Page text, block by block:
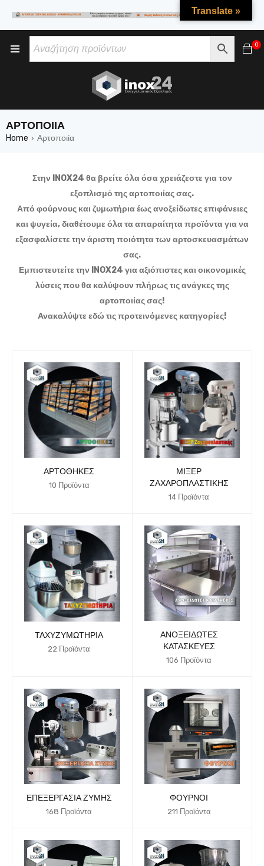
0
ΑΡΤΟΠΟΙΊΑ
Home › Αρτοποιία
Στην INOX24 θα βρείτε όλα όσα χρειάζεστε για τον
εξοπλισμό της αρτοποιίας σας.
Από φούρνους και ζυμωτήρια έως ανοξείδωτες επιφάνειες
και ψυγεία, διαθέτουμε όλα τα απαραίτητα προϊόντα για να
εξασφαλίσετε την άριστη ποιότητα των αρτοσκευασμάτων
σας.
Εμπιστευτείτε την INOX24 για αξιόπιστες και οικονομικές
λύσεις που θα καλύψουν πλήρως τις ανάγκες της
αρτοποιίας σας!
Ανακαλύψτε εδώ τις προτεινόμενες κατηγορίες!
ΑΡΤΟΘΉΚΕΣ
10 Προϊόντα
ΜΊΞΕΡ
ΖΑΧΑΡΟΠΛΑΣΤΙΚΉΣ
14 Προϊόντα
ΤΑΧΥΖΥΜΩΤΉΡΙΑ
22 Προϊόντα
ΑΝΟΞΕΊΔΩΤΕΣ
ΚΑΤΑΣΚΕΥΈΣ
106 Προϊόντα
ΕΠΕΞΕΡΓΑΣΊΑ ΖΎΜΗΣ
168 Προϊόντα
ΦΟΎΡΝΟΙ
211 Προϊόντα
Translate »